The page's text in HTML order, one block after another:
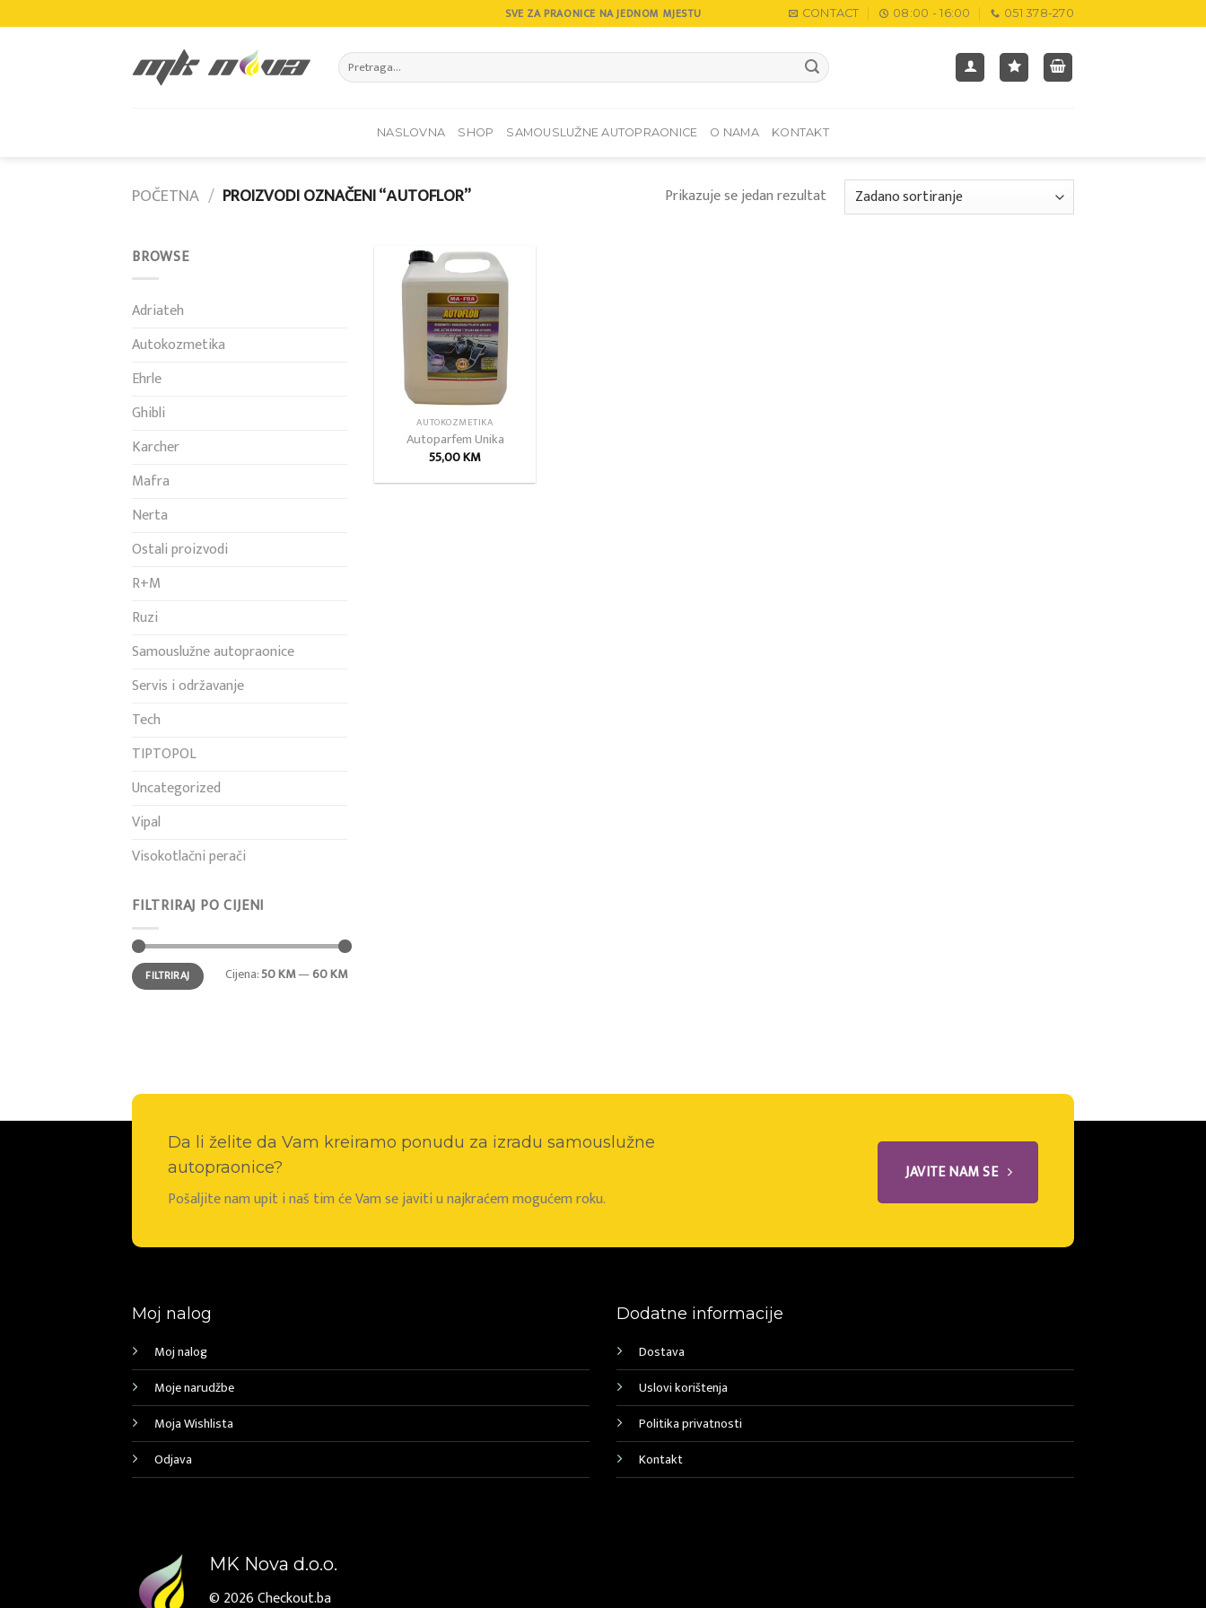
to
SVE ZA PRAONICE NA JEDNOM MJESTU CONTACT 08:00 - 16:00 051 378-270
Pretraži:
NASLOVNA SHOP SAMOUSLUŽNE AUTOPRAONICE O NAMA KONTAKT
POČETNA / PROIZVODI OZNAČENI “АUTOFLOR” Prikazuje se jedan rezultat
BROWSE
Adriateh
Autokozmetika
Ehrle
Ghibli
Karcher
Mafra
Nerta
Ostali proizvodi
R+M
Ruzi
Samouslužne autopraonice
Servis i održavanje
Tech
TIPTOPOL
Uncategorized
Vipal
Visokotlačni perači
FILTRIRAJ PO CIJENI
Min
cijena
Maks
cijenaFILTRIRAJ Cijena:50 KM—60 KM
Add to
wishlist
AUTOKOZMETIKA
Autoparfem Unika
55,00KM
Da li želite da Vam kreiramo ponudu za izradu samouslužne
autopraonice?
Pošaljite nam upit i naš tim će Vam se javiti u najkraćem mogućem roku.
JAVITE NAM SE
Moj nalog
Moj nalog
Moje narudžbe
Moja Wishlista
Odjava
Dodatne informacije
Dostava
Uslovi korištenja
Politika privatnosti
Kontakt
MK Nova d.o.o.
© 2026Checkout.ba